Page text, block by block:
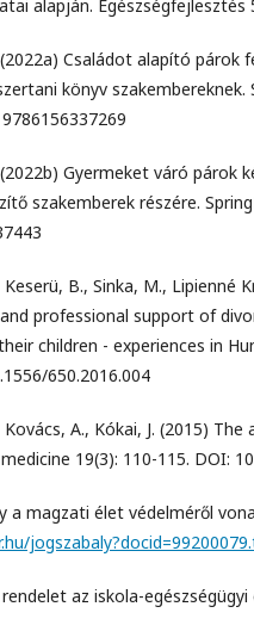
alapján. Egészségfejlesztés
Családot alapító párok
könyv szakembereknek.
Gyermeket váró párok
szakemberek részére.
B., Sinka, M., Lipienné
professional support of
children - experiences in
650.2016.004
A., Kókai, J. (2015)
19(3): 110-115. DOI:
a magzati élet védelméről
az iskola-